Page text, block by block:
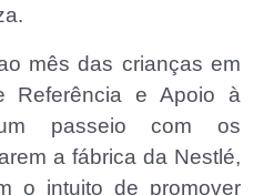
mês das crianças em
Referência e Apoio à
passeio com os
a fábrica da Nestlé,
o intuito de promover